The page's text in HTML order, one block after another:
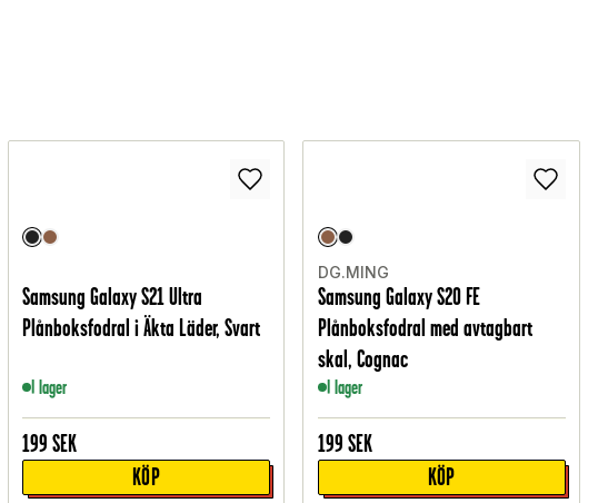
Samsung Galaxy S21 Ultra
Plånboksfodral i Äkta Läder, Svart
I lager
199 SEK
KÖP
DG.MING
Samsung Galaxy S20 FE
Plånboksfodral med avtagbart
skal, Cognac
I lager
199 SEK
KÖP